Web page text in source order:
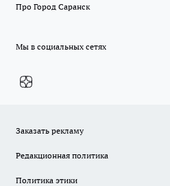
Про Город Саранск
Мы в социальных сетях
Заказать рекламу
Редакционная политика
Политика этики